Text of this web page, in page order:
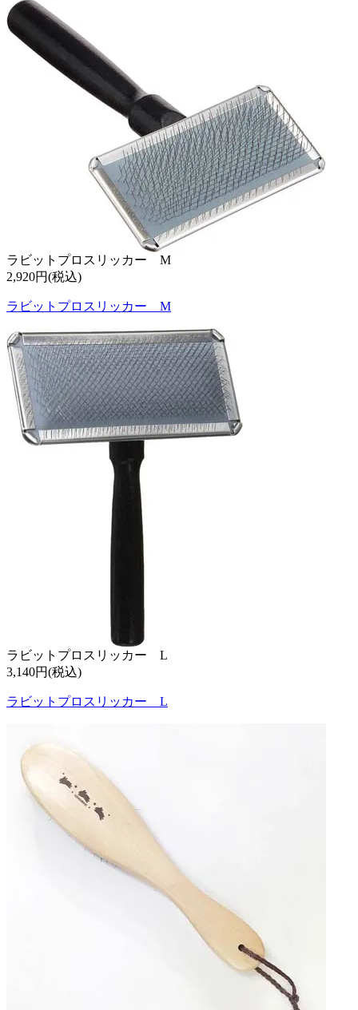
ラビットプロスリッカー M
2,920円(税込)
ラビットプロスリッカー M
ラビットプロスリッカー L
3,140円(税込)
ラビットプロスリッカー L